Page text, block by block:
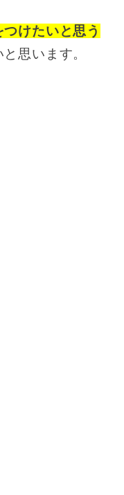
けたいと思う
思います。